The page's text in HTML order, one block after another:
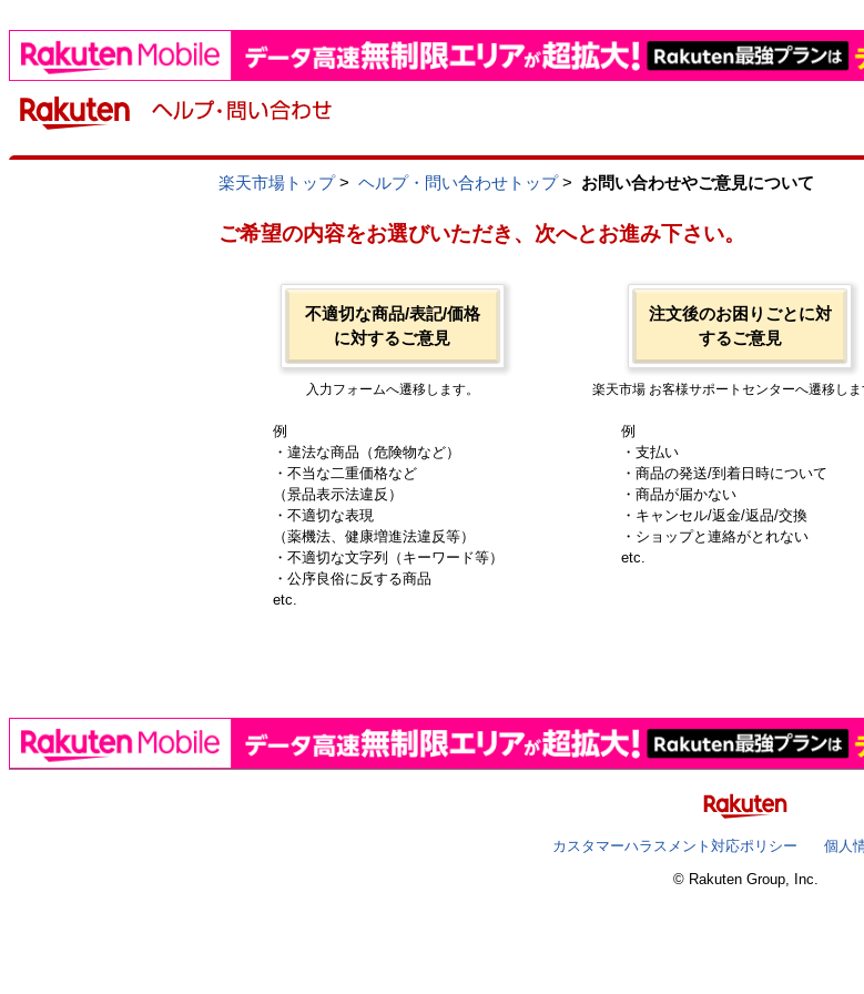
楽天市場トップ> ヘルプ・問い合わせトップ> お問い合わせやご意見について
ご希望の内容をお選びいただき、次へとお進み下さい。
不適切な商品/表記/価格
に対するご意見
入力フォームへ遷移します。
例
・違法な商品（危険物など）
・不当な二重価格など
（景品表示法違反）
・不適切な表現
（薬機法、健康増進法違反等）
・不適切な文字列（キーワード等）
・公序良俗に反する商品
etc.
注文後のお困りごとに対
するご意見
楽天市場 お客様サポートセンターへ遷移しま
例
・支払い
・商品の発送/到着日時について
・商品が届かない
・キャンセル/返金/返品/交換
・ショップと連絡がとれない
etc.
カスタマーハラスメント対応ポリシー
個人
© Rakuten Group, Inc.